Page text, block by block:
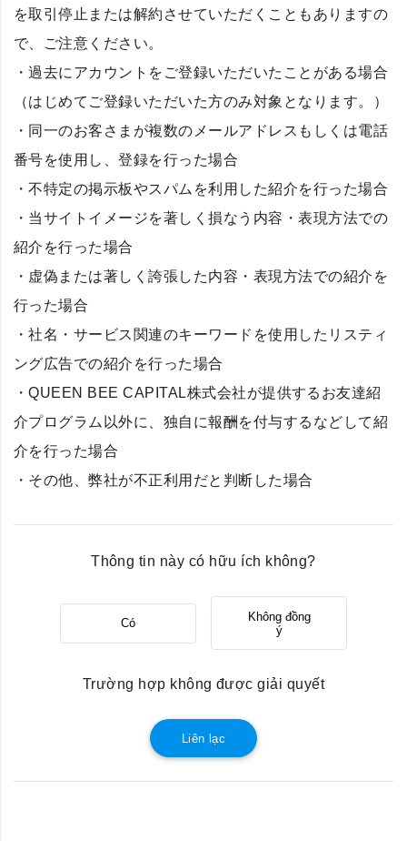
を取引停止または解約させていただくこともありますの
で、ご注意ください。
・過去にアカウントをご登録いただいたことがある場合
（はじめてご登録いただいた方のみ対象となります。）
・同一のお客さまが複数のメールアドレスもしくは電話
番号を使用し、登録を行った場合
・不特定の掲示板やスパムを利用した紹介を行った場合
・当サイトイメージを著しく損なう内容・表現方法での
紹介を行った場合
・虚偽または著しく誇張した内容・表現方法での紹介を
行った場合
・社名・サービス関連のキーワードを使用したリスティ
ング広告での紹介を行った場合
・QUEEN BEE CAPITAL株式会社が提供するお友達紹
介プログラム以外に、独自に報酬を付与するなどして紹
介を行った場合
・その他、弊社が不正利用だと判断した場合
Thông tin này có hữu ích không?
Có
Không đồng
ý
Trường hợp không được giải quyết
Liên lạc